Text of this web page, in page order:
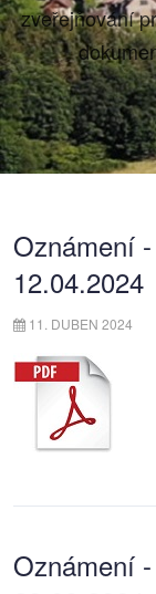
zveřejňování
Oznámení
12.04.2024
11. DUBEN 2024
Oznámení